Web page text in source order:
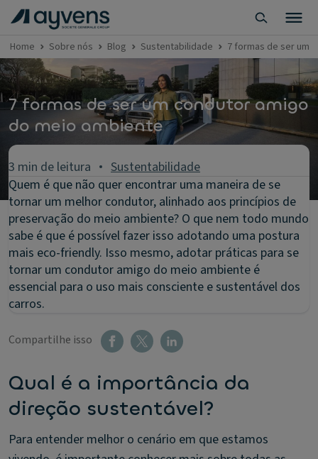
Home Sobre nós Blog Sustentabilidade 7 formas de ser um
7 formas de ser um condutor amigo
do meio ambiente
3 min de leitura
Sustentabilidade
Quem é que não quer encontrar uma maneira de se
tornar um melhor condutor, alinhado aos princípios de
preservação do meio ambiente? O que nem todo mundo
sabe é que é possível fazer isso adotando uma postura
mais eco-friendly. Isso mesmo, adotar práticas para se
tornar um condutor amigo do meio ambiente é
essencial para o uso mais consciente e sustentável dos
carros.
Compartilhe isso
Qual é a importância da
direção sustentável?
Para entender melhor o cenário em que estamos